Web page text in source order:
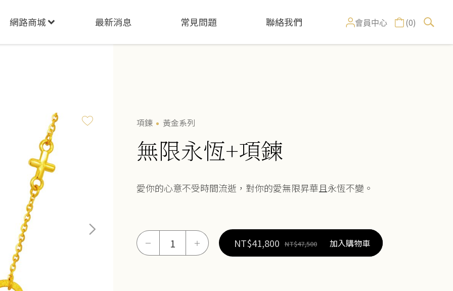
網路商城 最新消息 常見問題 聯絡我們 會員中心 (0)
項鍊 黃金系列
無限永恆+項鍊
愛你的心意不受時間流逝，對你的愛無限昇華且永恆不變。
－ ＋ NT$41,800 NT$47,500 加入購物車